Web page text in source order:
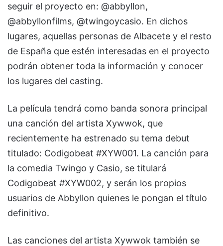
seguir el proyecto en: @abbyllon,
@abbyllonfilms, @twingoycasio. En dichos
lugares, aquellas personas de Albacete y el resto
de España que estén interesadas en el proyecto
podrán obtener toda la información y conocer
los lugares del casting.
La película tendrá como banda sonora principal
una canción del artista Xywwok, que
recientemente ha estrenado su tema debut
titulado: Codigobeat #XYW001. La canción para
la comedia Twingo y Casio, se titulará
Codigobeat #XYW002, y serán los propios
usuarios de Abbyllon quienes le pongan el título
definitivo.
Las canciones del artista Xywwok también se